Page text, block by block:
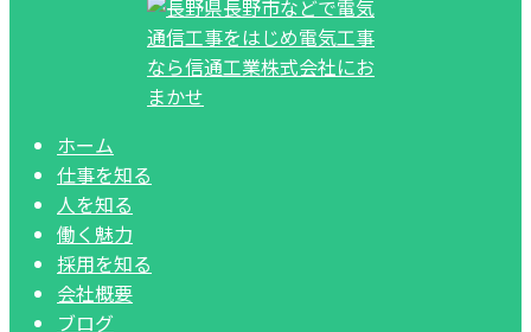
ホーム
仕事を知る
人を知る
働く魅力
採用を知る
会社概要
ブログ